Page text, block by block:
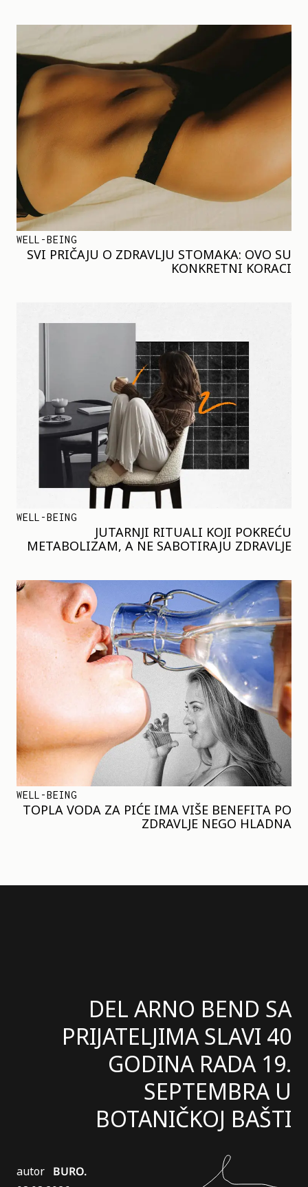
WELL-BEING
SVI PRIČAJU O ZDRAVLJU STOMAKA: OVO SU
KONKRETNI KORACI
WELL-BEING
JUTARNJI RITUALI KOJI POKREĆU
METABOLIZAM, A NE SABOTIRAJU ZDRAVLJE
WELL-BEING
TOPLA VODA ZA PIĆE IMA VIŠE BENEFITA PO
ZDRAVLJE NEGO HLADNA
DEL ARNO BEND SA
PRIJATELJIMA SLAVI 40
GODINA RADA 19.
SEPTEMBRA U
BOTANIČKOJ BAŠTI
autor BURO.